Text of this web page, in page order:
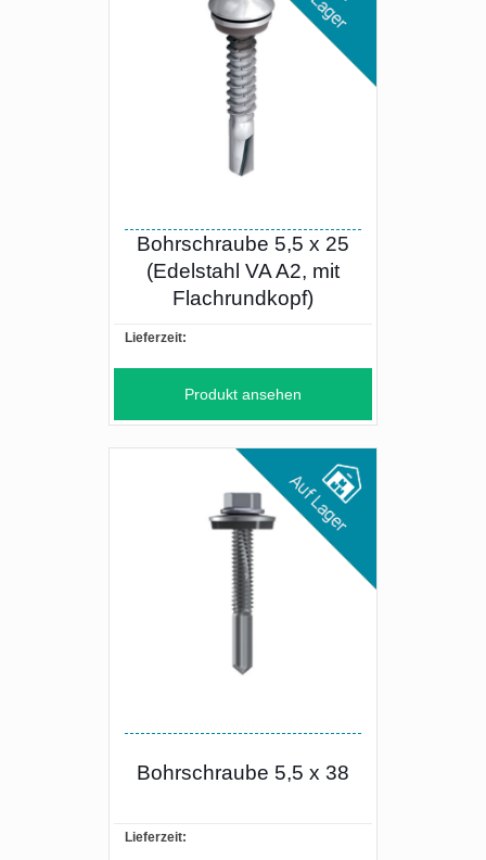
Bohrschraube 5,5 x 25
(Edelstahl VA A2, mit
Flachrundkopf)
Lieferzeit:
Produkt ansehen
Bohrschraube 5,5 x 38
Lieferzeit: